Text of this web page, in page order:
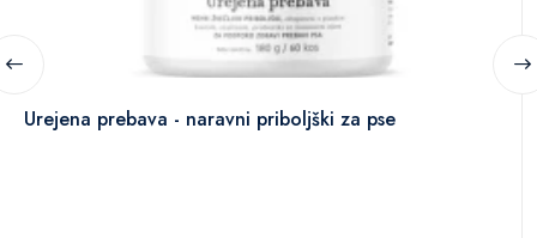
Urejena prebava - naravni priboljški za pse